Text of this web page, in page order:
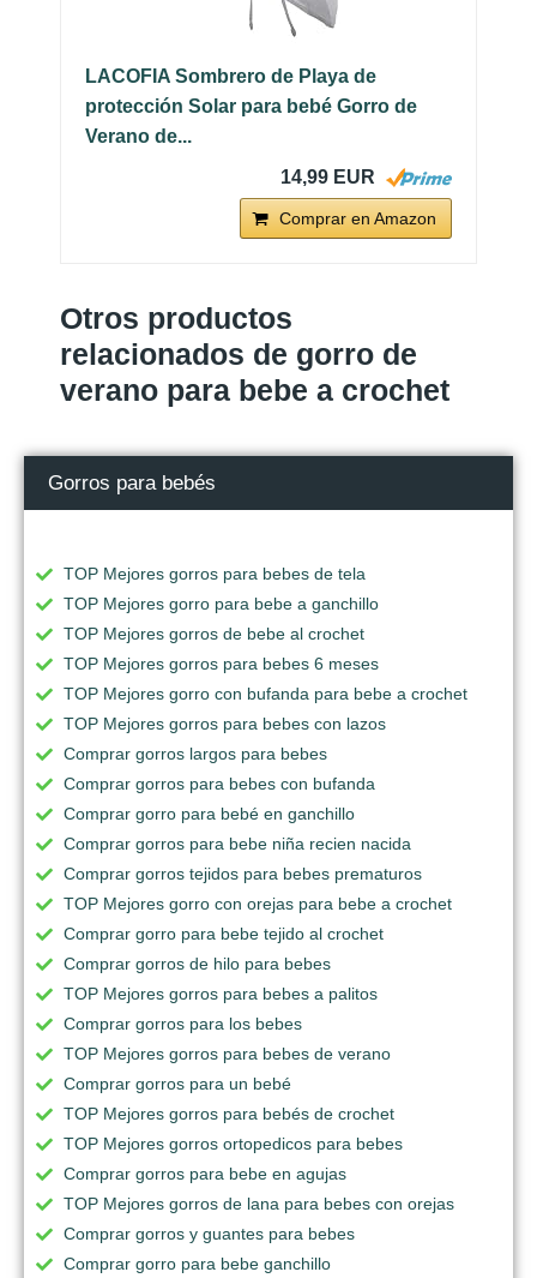
LACOFIA Sombrero de Playa de
protección Solar para bebé Gorro de
Verano de...
14,99 EUR
Comprar en Amazon
Otros productos
relacionados de gorro de
verano para bebe a crochet
Gorros para bebés
TOP Mejores gorros para bebes de tela
TOP Mejores gorro para bebe a ganchillo
TOP Mejores gorros de bebe al crochet
TOP Mejores gorros para bebes 6 meses
TOP Mejores gorro con bufanda para bebe a crochet
TOP Mejores gorros para bebes con lazos
Comprar gorros largos para bebes
Comprar gorros para bebes con bufanda
Comprar gorro para bebé en ganchillo
Comprar gorros para bebe niña recien nacida
Comprar gorros tejidos para bebes prematuros
TOP Mejores gorro con orejas para bebe a crochet
Comprar gorro para bebe tejido al crochet
Comprar gorros de hilo para bebes
TOP Mejores gorros para bebes a palitos
Comprar gorros para los bebes
TOP Mejores gorros para bebes de verano
Comprar gorros para un bebé
TOP Mejores gorros para bebés de crochet
TOP Mejores gorros ortopedicos para bebes
Comprar gorros para bebe en agujas
TOP Mejores gorros de lana para bebes con orejas
Comprar gorros y guantes para bebes
Comprar gorro para bebe ganchillo